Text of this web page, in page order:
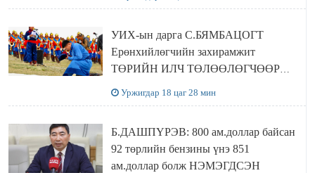
УИХ-ын дарга С.БЯМБАЦОГТ
Ерөнхийлөгчийн захирамжит
ТӨРИЙН ИЛЧ ТӨЛӨӨЛӨГЧӨӨР
Уржигдар 18 цаг 28 мин
Б.ДАШПҮРЭВ: 800 ам.доллар байсан
92 төрлийн бензины үнэ 851
ам.доллар болж НЭМЭГДСЭН